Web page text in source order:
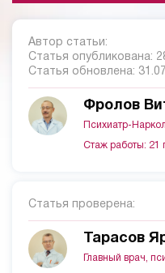
Автор статьи:
Статья опубликована:
Статья обновлена:
Фролов
Психиатр-
Стаж работы: 21
Статья проверена:
Тарасов
Главный врач,